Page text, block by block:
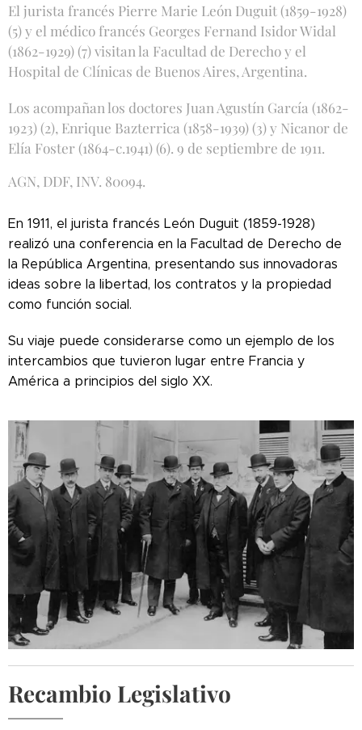
El jurista francés Pierre Marie León Duguit (1859-1928)
(5) y el médico francés Georges Fernand Isidor Widal
(1862-1929) (7) visitan la Facultad de Derecho y el
Hospital de Clínicas de Buenos Aires, Argentina.
Los acompañan los doctores Juan Agustín García (1862-
1923) (2), Enrique Bazterrica (1858-1939) (3) y Nicanor de
Elía Foster (1864-c.1941) (6). 9 de septiembre de 1911.
AGN, DDF, INV. 80094.
En 1911, el jurista francés León Duguit (1859-1928)
realizó una conferencia en la Facultad de Derecho de
la República Argentina, presentando sus innovadoras
ideas sobre la libertad, los contratos y la propiedad
como función social.
Su viaje puede considerarse como un ejemplo de los
intercambios que tuvieron lugar entre Francia y
América a principios del siglo XX.
Recambio Legislativo